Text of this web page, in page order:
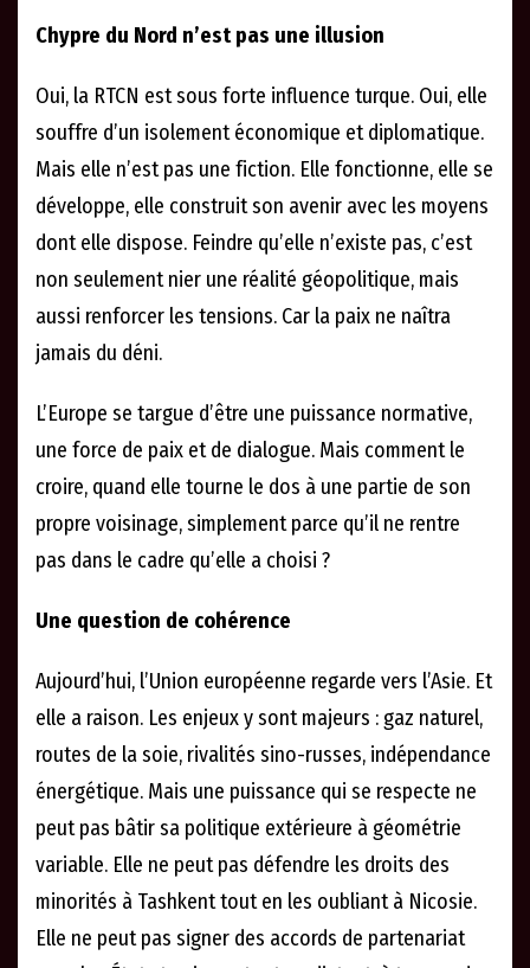
Chypre du Nord n’est pas une illusion
Oui, la RTCN est sous forte influence turque. Oui, elle
souffre d’un isolement économique et diplomatique.
Mais elle n’est pas une fiction. Elle fonctionne, elle se
développe, elle construit son avenir avec les moyens
dont elle dispose. Feindre qu’elle n’existe pas, c’est
non seulement nier une réalité géopolitique, mais
aussi renforcer les tensions. Car la paix ne naîtra
jamais du déni.
L’Europe se targue d’être une puissance normative,
une force de paix et de dialogue. Mais comment le
croire, quand elle tourne le dos à une partie de son
propre voisinage, simplement parce qu’il ne rentre
pas dans le cadre qu’elle a choisi ?
Une question de cohérence
Aujourd’hui, l’Union européenne regarde vers l’Asie. Et
elle a raison. Les enjeux y sont majeurs : gaz naturel,
routes de la soie, rivalités sino-russes, indépendance
énergétique. Mais une puissance qui se respecte ne
peut pas bâtir sa politique extérieure à géométrie
variable. Elle ne peut pas défendre les droits des
minorités à Tashkent tout en les oubliant à Nicosie.
Elle ne peut pas signer des accords de partenariat